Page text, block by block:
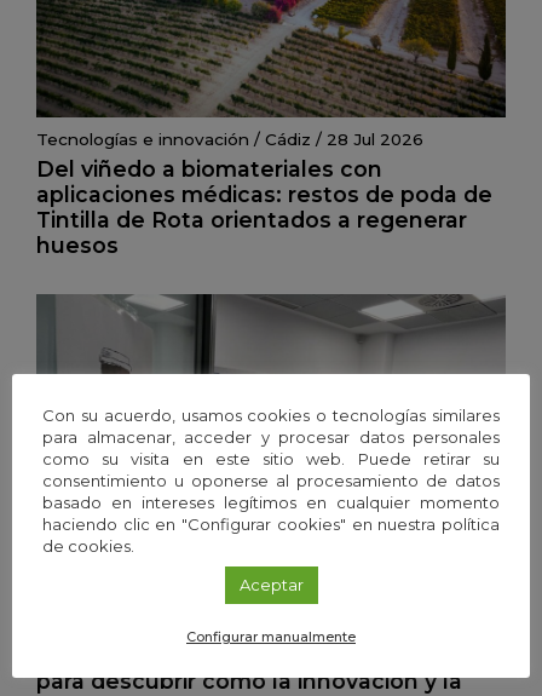
Tecnologías e innovación / Cádiz / 28 Jul 2026
Del viñedo a biomateriales con
aplicaciones médicas: restos de poda de
Tintilla de Rota orientados a regenerar
huesos
para descubrir cómo la innovación y la
Con su acuerdo, usamos cookies o tecnologías similares
para almacenar, acceder y procesar datos personales
como su visita en este sitio web. Puede retirar su
consentimiento u oponerse al procesamiento de datos
basado en intereses legítimos en cualquier momento
haciendo clic en "Configurar cookies" en nuestra política
de cookies.
Aceptar
Configurar manualmente